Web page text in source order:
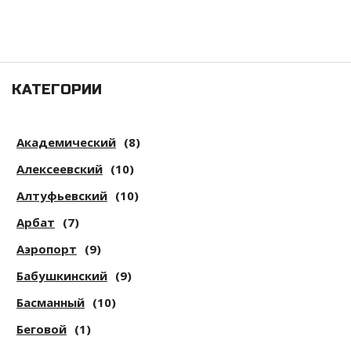
КАТЕГОРИИ
Академический (8)
Алексеевский (10)
Алтуфьевский (10)
Арбат (7)
Аэропорт (9)
Бабушкинский (9)
Басманный (10)
Беговой (1)